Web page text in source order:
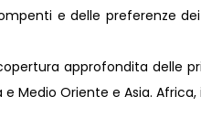
e delle preferenze
approfondita delle
Medio Oriente e Asia.